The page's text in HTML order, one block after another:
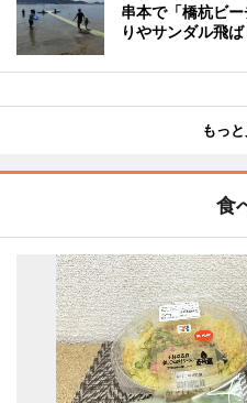
串本で「橋杭ビ
りやサンダル飛
もっ
食